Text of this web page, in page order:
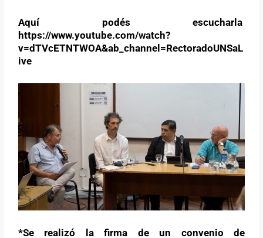
Aquí podés escucharla
https://www.youtube.com/watch?
v=dTVcETNTWOA&ab_channel=RectoradoUNSaL
ive
*Se realizó la firma de un convenio de